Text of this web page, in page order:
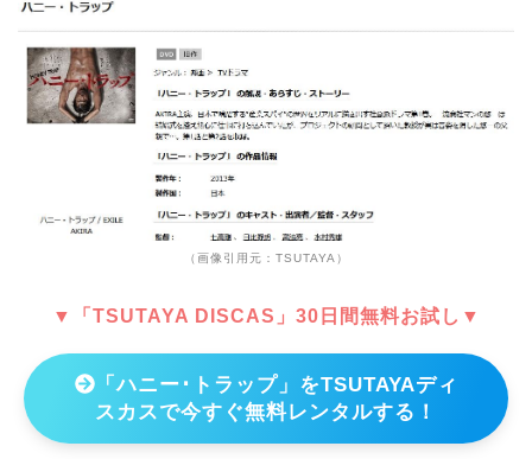
（画像引用元：TSUTAYA）
▼「TSUTAYA DISCAS」30日間無料お試し▼
「ハニー･トラップ」をTSUTAYAディ
スカスで今すぐ無料レンタルする！